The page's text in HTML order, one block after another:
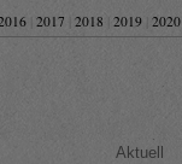
2017 2018 2019 2020
Aktuell